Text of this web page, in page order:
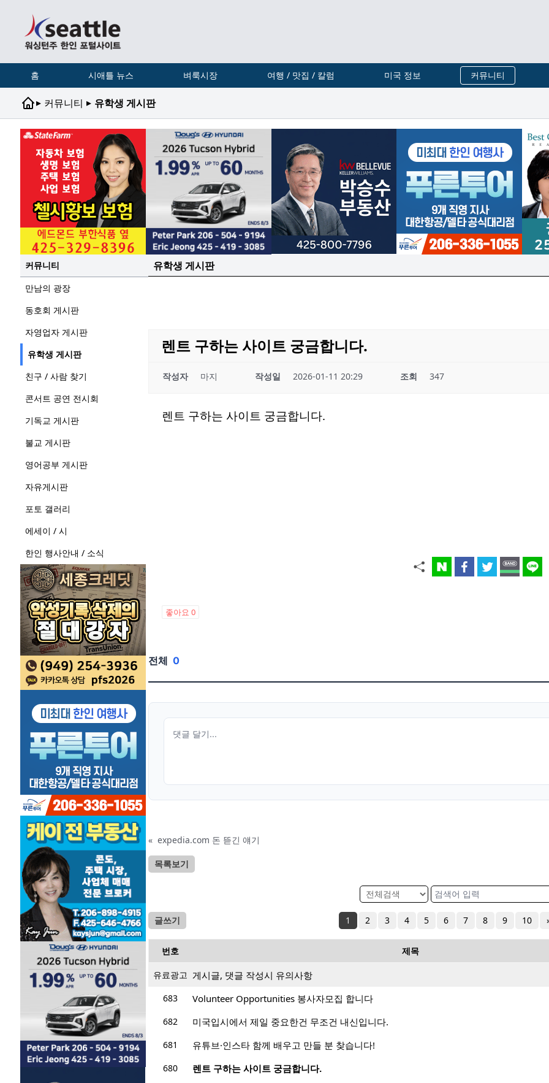
홈 시애틀 뉴스 벼룩시장 여행 / 맛집 / 칼럼 미국 정보 커뮤니티
▸ 커뮤니티 ▸ 유학생 게시판
커뮤니티
만남의 광장
동호회 게시판
자영업자 게시판
유학생 게시판
친구 / 사람 찾기
콘서트 공연 전시회
기독교 게시판
불교 게시판
영어공부 게시판
자유게시판
포토 갤러리
에세이 / 시
한인 행사안내 / 소식
유학생 게시판
렌트 구하는 사이트 궁금합니다.
작성자 마지 작성일 2026-01-11 20:29 조회 347
렌트 구하는 사이트 궁금합니다.
좋아요 0
전체 0
« expedia.com 돈 뜯긴 얘기
목록보기
글쓰기 1 2 3 4 5 6 7 8 9 10
번호 제목
유료광고 게시글, 댓글 작성시 유의사항
683 Volunteer Opportunities 봉사자모집 합니다
682 미국입시에서 제일 중요한건 무조건 내신입니다.
681 유튜브·인스타 함께 배우고 만들 분 찾습니다!
680 렌트 구하는 사이트 궁금합니다.